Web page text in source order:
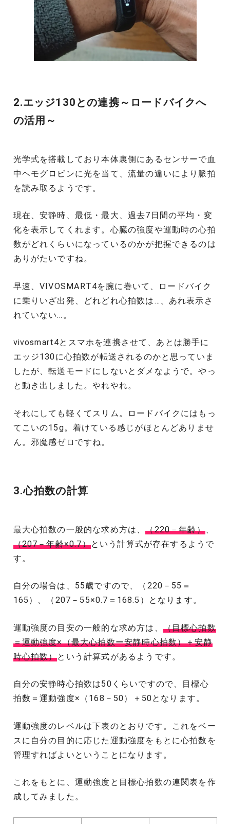
2.エッジ130との連携～ロードバイクへ
の活用～
光学式を搭載しており本体裏側にあるセンサーで血
中ヘモグロビンに光を当て、流量の違いにより脈拍
を読み取るようです。
現在、安静時、最低・最大、過去7日間の平均・変
化を表示してくれます。心臓の強度や運動時の心拍
数がどれくらいになっているのかが把握できるのは
ありがたいですね。
早速、VIVOSMART4を腕に巻いて、ロードバイク
に乗りいざ出発、どれどれ心拍数は…、あれ表示さ
れていない…。
vivosmart4とスマホを連携させて、あとは勝手に
エッジ130に心拍数が転送されるのかと思っていま
したが、転送モードにしないとダメなようで。やっ
と動き出しました。やれやれ。
それにしても軽くてスリム。ロードバイクにはもっ
てこいの15g。着けている感じがほとんどありませ
ん。邪魔感ゼロですね。
3.心拍数の計算
最大心拍数の一般的な求め方は、（220－年齢）、
（207－年齢×0.7）という計算式が存在するようで
す。
自分の場合は、55歳ですので、（220－55＝
165）、（207－55×0.7＝168.5）となります。
運動強度の目安の一般的な求め方は、 （目標心拍数
＝運動強度×（最大心拍数ー安静時心拍数）＋安静
時心拍数）という計算式があるようです。
自分の安静時心拍数は50くらいですので、目標心
拍数＝運動強度×（168－50）＋50となります。
運動強度のレベルは下表のとおりです。これをベー
スに自分の目的に応じた運動強度をもとに心拍数を
管理すればよいということになります。
これをもとに、運動強度と目標心拍数の連関表を作
成してみました。